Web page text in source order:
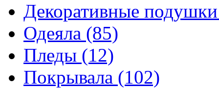
Декоративные
Одеяла (85)
Пледы (12)
Покрывала (102)